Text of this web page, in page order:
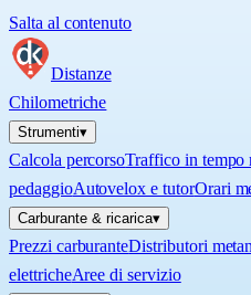
Salta al contenuto
Distanze
Chilometriche
Strumenti▾
Calcola percorsoTraffico in tempo
pedaggioAutovelox e tutorOrari
Carburante & ricarica▾
Prezzi carburanteDistributori
elettricheAree di servizio